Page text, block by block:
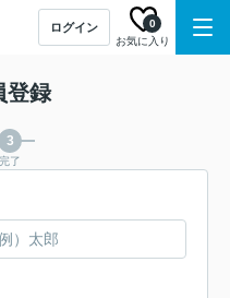
ログイン
お気に入り
0
登録
完了